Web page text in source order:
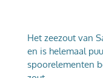
Het zeezout van
en is helemaal
spoorelementen